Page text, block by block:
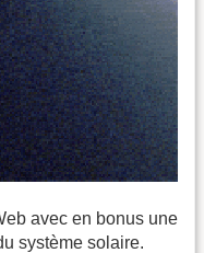
avec en bonus une
système solaire.